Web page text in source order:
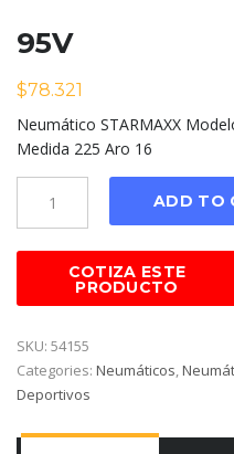
95V
$78.321
Neumático STARMAXX
Medida 225 Aro 16
ADD TO
SKU: 54155
Categories: Neumáticos,
Deportivos